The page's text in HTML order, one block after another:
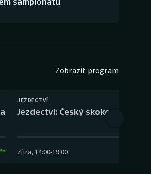
Zobrazit program
JEZDECTVÍ
Jezdectví: Český skokový pohár
Zítra, 14:00-19:00